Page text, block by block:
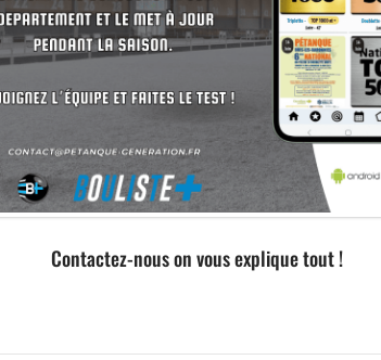
Contactez-nous on vous explique tout !